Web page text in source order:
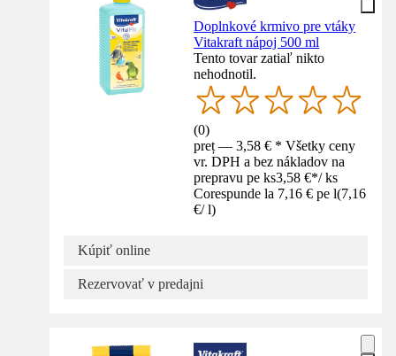
Doplnkové krmivo pre vtáky
Vitakraft nápoj 500 ml
Tento tovar zatiaľ nikto
nehodnotil.
(0)
preț — 3,58 € * Všetky ceny
vr. DPH a bez nákladov na
prepravu pe ks3,58 €*/ ks
Corespunde la 7,16 € pe l(7,16
€/ l)
Kúpiť online
Rezervovať v predajni